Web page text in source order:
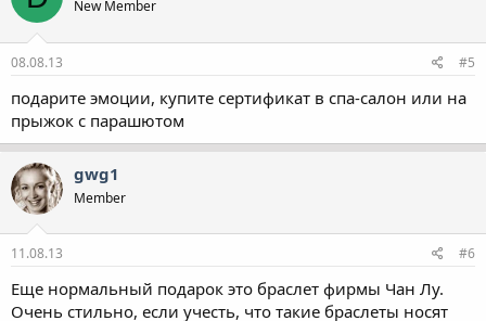
New Member
08.08.13 #5
подарите эмоции, купите сертификат в спа-салон или на
прыжок с парашютом
gwg1
Member
11.08.13 #6
Еще нормальный подарок это браслет фирмы Чан Лу.
Очень стильно, если учесть, что такие браслеты носят